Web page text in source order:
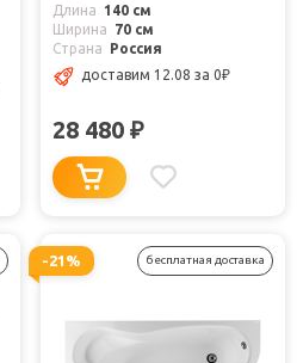
Длина
140 см
Ширина
70 см
Страна
Россия
доставим 12.08 за 0₽
28 480 ₽
-21% бесплатная доставка